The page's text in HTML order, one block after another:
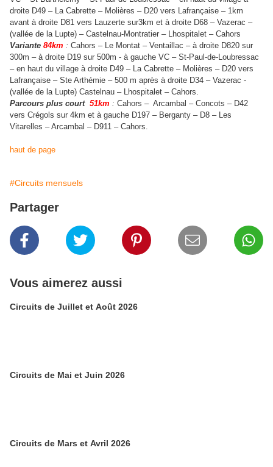
droite D49 – La Cabrette – Molières – D20 vers Lafrançaise – 1km
avant à droite D81 vers Lauzerte sur3km et à droite D68 – Vazerac –
(vallée de la Lupte) – Castelnau-Montratier – Lhospitalet – Cahors
Variante 84km : Cahors – Le Montat – Ventaillac – à droite D820 sur
300m – à droite D19 sur 500m - à gauche VC – St-Paul-de-Loubressac
– en haut du village à droite D49 – La Cabrette – Molières – D20 vers
Lafrançaise – Ste Arthémie – 500 m après à droite D34 – Vazerac -
(vallée de la Lupte) Castelnau – Lhospitalet – Cahors.
Parcours plus court51km : Cahors – Arcambal – Concots – D42
vers Crégols sur 4km et à gauche D197 – Berganty – D8 – Les
Vitarelles – Arcambal – D911 – Cahors.
haut de page
#Circuits mensuels
Partager
Vous aimerez aussi
Circuits de Juillet et Août 2026
Circuits de Mai et Juin 2026
Circuits de Mars et Avril 2026